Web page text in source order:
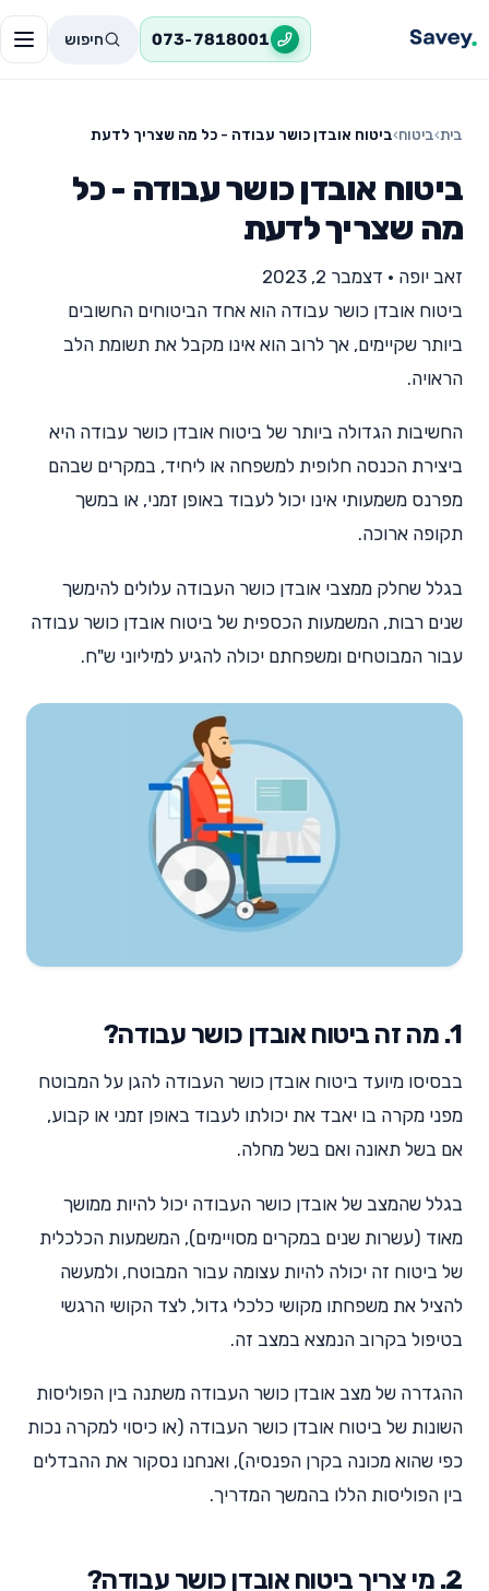
073-7818001 חיפוש
בית›ביטוח›ביטוח אובדן כושר עבודה - כל מה שצריך לדעת
ביטוח אובדן כושר עבודה - כל
מה שצריך לדעת
זאב יופה • דצמבר 2, 2023
ביטוח אובדן כושר עבודה הוא אחד הביטוחים החשובים
ביותר שקיימים, אך לרוב הוא אינו מקבל את תשומת הלב
הראויה.
החשיבות הגדולה ביותר של ביטוח אובדן כושר עבודה היא
ביצירת הכנסה חלופית למשפחה או ליחיד, במקרים שבהם
מפרנס משמעותי אינו יכול לעבוד באופן זמני, או במשך
תקופה ארוכה.
בגלל שחלק ממצבי אובדן כושר העבודה עלולים להימשך
שנים רבות, המשמעות הכספית של ביטוח אובדן כושר עבודה
עבור המבוטחים ומשפחתם יכולה להגיע למיליוני ש"ח.
1. מה זה ביטוח אובדן כושר עבודה?
בבסיסו מיועד ביטוח אובדן כושר העבודה להגן על המבוטח
מפני מקרה בו יאבד את יכולתו לעבוד באופן זמני או קבוע,
אם בשל תאונה ואם בשל מחלה.
בגלל שהמצב של אובדן כושר העבודה יכול להיות ממושך
מאוד (עשרות שנים במקרים מסויימים), המשמעות הכלכלית
של ביטוח זה יכולה להיות עצומה עבור המבוטח, ולמעשה
להציל את משפחתו מקושי כלכלי גדול, לצד הקושי הרגשי
בטיפול בקרוב הנמצא במצב זה.
ההגדרה של מצב אובדן כושר העבודה משתנה בין הפוליסות
השונות של ביטוח אובדן כושר העבודה (או כיסוי למקרה נכות
כפי שהוא מכונה בקרן הפנסיה), ואנחנו נסקור את ההבדלים
בין הפוליסות הללו בהמשך המדריך.
2. מי צריך ביטוח אובדן כושר עבודה?